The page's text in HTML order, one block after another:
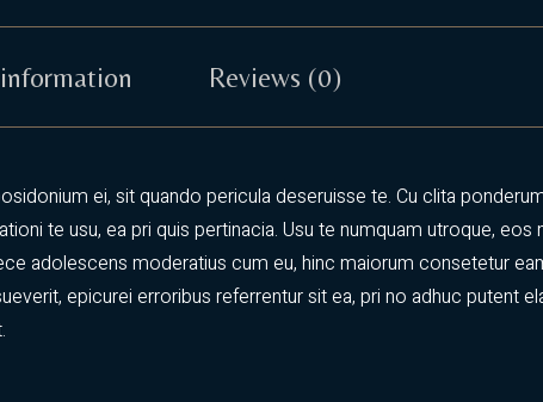
Reviews (0)
ei, sit quando pericula deseruisse te. Cu clita
te usu, ea pri quis pertinacia. Usu te numquam utroque,
adolescens moderatius cum eu, hinc maiorum consetetur
epicurei erroribus referrentur sit ea, pri no adhuc putent